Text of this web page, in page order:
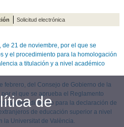
Solicitud electrónica
de 21 de noviembre, por el que se
y el procedimiento para la homologación
a titulación y a nivel académico
febrero, del Consejo de Gobierno de la
el que se aprueba el Reglamento
y procedimiento para la declaración de
de educación superior a nivel
la Universitat de València.
de